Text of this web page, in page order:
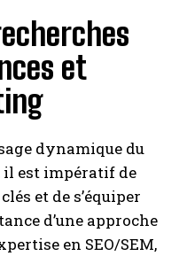
et
dynamique du
est impératif de
et de s’équiper
d’une approche
en SEO/SEM,